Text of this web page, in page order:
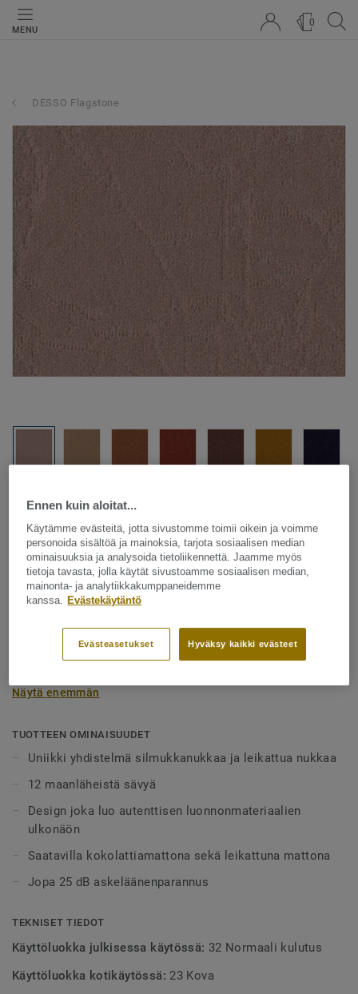
MENU
0
DESSO Flagstone
Tekstiililattia – rullatavara
DESSO Flagstone - Desso
Flagstone AC22 1708-V T1 400
oodi luonnolliselle kauneudelle ja muotojen
epäsäännöllisyydelle jota näkyy esimerkiksi kivessä ja
maanläheisellä väripaletilla.
Flagstone-malliston väripaletissa on 12 lämpimästä
nukan yhdistelmän kanssa luovat kutsuvan pinnan ja sopii
näin lukuisiin erilaisiin sisustuksiin.
Lattian ulkonäkö ja akustointi tekevät tilasta rauhallisen ja
harmonisen. Sopien näinollen tiloihin, joihin kaivataan
viihtyisää ja ylellistä ilmapiiriä.
Näytä enemmän
TUOTTEEN OMINAISUUDET
Uniikki yhdistelmä silmukkanukkaa ja leikattua nukkaa
12 maanläheistä sävyä
Design joka luo autenttisen luonnonmateriaalien
ulkonäön
Saatavilla kokolattiamattona sekä leikattuna mattona
Jopa 25 dB askeläänenparannus
TEKNISET TIEDOT
Käyttöluokka julkisessa käytössä: 32 Normaali kulutus
Käyttöluokka kotikäytössä: 23 Kova
Ennen kuin aloitat...
Käytämme evästeitä, jotta sivustomme toimii oikein ja voimme
personoida sisältöä ja mainoksia, tarjota sosiaalisen median
ominaisuuksia ja analysoida tietoliikennettä. Jaamme myös
tietoja tavasta, jolla käytät sivustoamme sosiaalisen median,
mainonta- ja analytiikkakumppaneidemme
kanssa. Evästekäytäntö
Hyväksy kaikki evästeet
Evästeasetukset